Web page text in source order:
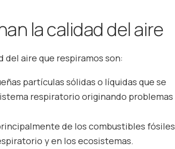
la calidad del aire
aire que respiramos son:
partículas sólidas o líquidas que se
respiratorio originando problemas
de los combustibles
y en los ecosistemas.